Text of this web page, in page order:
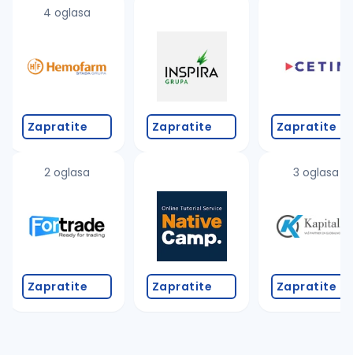
proverite pravopisne greške (koristite č, ć, š, đ,
promenite odabrane filtere pretrage
4 oglasa
Zapratite
2 oglasa
Zapratite
Zapratite
Zapratite
Zapratite
3 oglasa
Zapratite